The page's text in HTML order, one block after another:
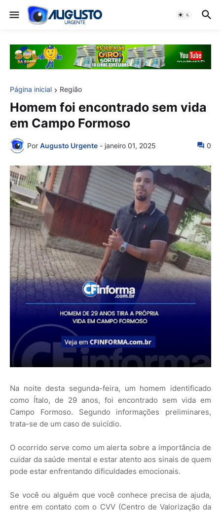
Página inicial Região
Homem foi encontrado sem vida
em Campo Formoso
Por Augusto Urgente - janeiro 01, 2025 0
Na noite desta segunda-feira, um homem identificado
como Ítalo, de 29 anos, foi encontrado sem vida em
Campo Formoso. Segundo informações preliminares,
trata-se de um caso de suicídio.
O ocorrido serve como um alerta sobre a importância de
cuidar da saúde mental e estar atento aos sinais de quem
pode estar enfrentando dificuldades emocionais.
Se você ou alguém que você conhece precisa de ajuda,
entre em contato com o CVV (Centro de Valorização da